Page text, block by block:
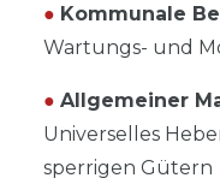
● Kommunale
Wartungs- und
● Allgemeiner
Universelles
sperrigen Gütern